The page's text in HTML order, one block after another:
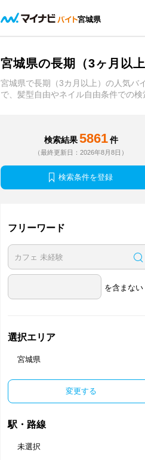
宮城県
宮城県の長期（3ヶ月以
宮城県で長期（3カ月以上）の人気バ
で、髪型自由やネイル自由条件での
検索結果 5861 件
（最終更新日：2026年8月8日）
検索条件を登録
フリーワード
を含まない
選択エリア
宮城県
変更する
駅・路線
未選択